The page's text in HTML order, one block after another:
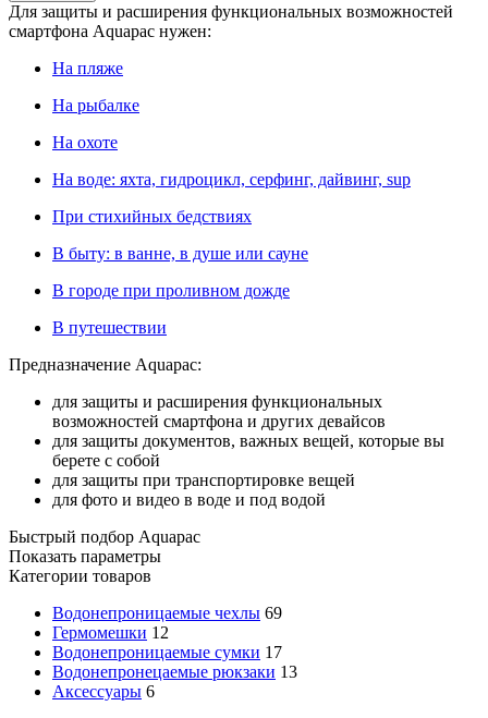
Для защиты и расширения функциональных возможностей
смартфона Aquapac нужен:
На пляже
На рыбалке
На охоте
На воде: яхта, гидроцикл, серфинг, дайвинг, sup
При стихийных бедствиях
В быту: в ванне, в душе или сауне
В городе при проливном дожде
В путешествии
Предназначение Aquapac:
для защиты и расширения функциональных
возможностей смартфона и других девайсов
для защиты документов, важных вещей, которые вы
берете с собой
для защиты при транспортировке вещей
для фото и видео в воде и под водой
Быстрый подбор Aquapac
Показать параметры
Категории товаров
Водонепроницаемые чехлы 69
Гермомешки 12
Водонепроницаемые сумки 17
Водонепронецаемые рюкзаки 13
Аксессуары 6